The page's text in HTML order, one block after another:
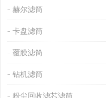
赫尔滤筒
卡盘滤筒
覆膜滤筒
钻机滤筒
粉尘回收滤芯滤筒